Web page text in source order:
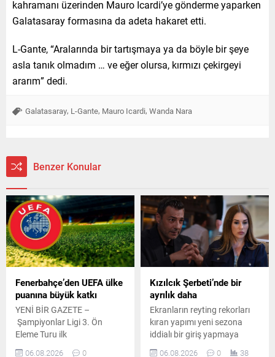
kahramanı üzerinden Mauro Icardi’ye gönderme yaparken
Galatasaray formasına da adeta hakaret etti.
L-Gante, “Aralarında bir tartışmaya ya da böyle bir şeye
asla tanık olmadım … ve eğer olursa, kırmızı çekirgeyi
ararım” dedi.
Galatasaray, L-Gante, Mauro Icardi, Wanda Nara
Benzer Konular
Fenerbahçe’den UEFA ülke
puanına büyük katkı
YENİ BİR GAZETE –
Şampiyonlar Ligi 3. Ön
Eleme Turu ilk
mücadelesinde Fenerbahçe
06.08.2026
0
Kızılcık Şerbeti’nde bir
ayrılık daha
Ekranların reyting rekorları
kıran yapımı yeni sezona
iddialı bir giriş yapmaya
hazırlanıyor. Kadroda önemli
06.08.2026 0 38